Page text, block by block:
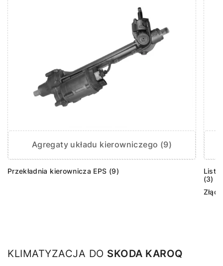
Agregaty układu kierowniczego (9)
Przekładnia kierownicza EPS (9)
(3)
KLIMATYZACJA DO SKODA KAROQ